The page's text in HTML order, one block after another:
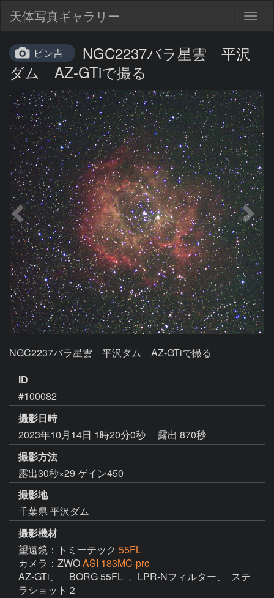
天体写真ギャラリー
ピン吉
NGC2237バラ星雲 平沢
ダム AZ-GTiで撮る
NGC2237バラ星雲　平沢ダム　AZ-GTiで撮る
ID
#100082
撮影日時
2023年10月14日 1時20分0秒
露出 870秒
撮影方法
露出30秒×29 ゲイン450
撮影地
千葉県 平沢ダム
撮影機材
望遠鏡：トミーテック 55FL
カメラ：ZWOASI 183MC-pro
AZ-GTi、　BORG 55FL  、LPR-Nフィルター、  ステ
ラショット２